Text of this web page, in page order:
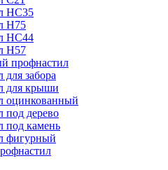
НС35
Н75
HC44
Н57
профнастил
забора
для крыши
оцинкованный
под дерево
под камень
фигурный